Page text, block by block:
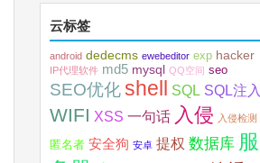
云标签
android dedecms ewebeditor exp hacker
IP代理软件 md5 mysql QQ空间 seo
SEO优化shell SQL SQL注入
WIFI XSS 一句话 入侵 入侵检测
匿名者 安全狗 安卓 提权 数据库 服